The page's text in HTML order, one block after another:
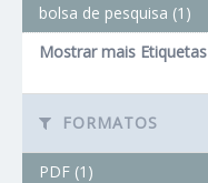
bolsa de pesquisa (1)
Mostrar mais Etiquetas
FORMATOS
PDF (1)